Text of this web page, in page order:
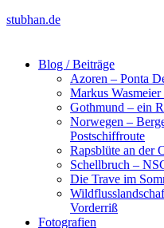
stubhan.de
Blog / Beiträge
Azoren – Ponta
Markus
Gothmund – ein
Norwegen –
Postschiffroute
Rapsblüte an der
Schellbruch –
Die Trave im
Vorderriß
Fotografien